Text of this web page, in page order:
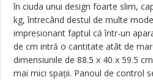
în ciuda unui design foarte slim,
kg, întrecând destul de multe
impresionant faptul că într-un
de cm intră o cantitate atât de
dimensiunile de 88.5 x 40 x 59.5
mai mici spații. Panoul de control